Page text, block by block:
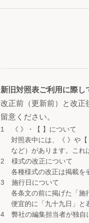
新旧対照表ご利用に際し
改正前（更新前）と改正
留意ください。
《 》・【 】について
対照表中には、《 》や
など）があります。これ
様式の改正について
各種様式の改正は掲載を
施行日について
各条文の前に掲げた「施
便宜的に「九十九日」と
弊社の編集担当者が独自